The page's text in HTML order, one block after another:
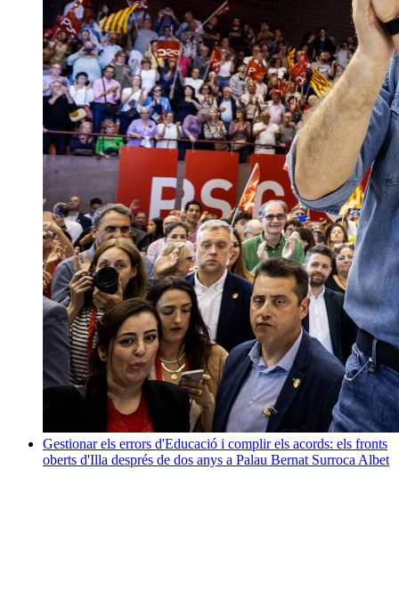
Gestionar els errors d'Educació i complir els acords: els fronts
oberts d'Illa després de dos anys a Palau Bernat Surroca Albet